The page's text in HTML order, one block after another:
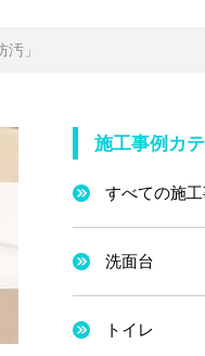
」
施工事例カ
すべての施
洗面台
トイレ